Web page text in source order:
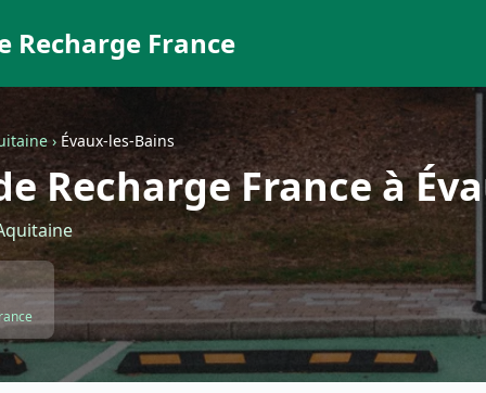
Recharge France
› Évaux-les-Bains
Recharge France à